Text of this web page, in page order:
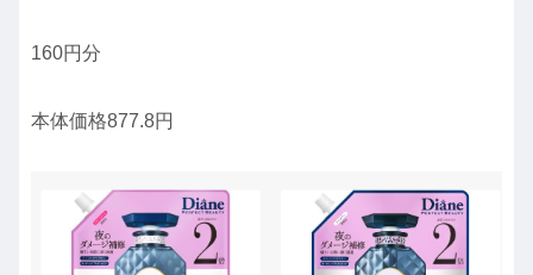
160円分
本体価格877.8円